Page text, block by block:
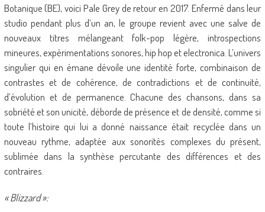
Botanique (BE), voici Pale Grey de retour en 2017. Enfermé dans leur
studio pendant plus d’un an, le groupe revient avec une salve de
nouveaux titres mélangeant folk-pop légère, introspections
mineures, expérimentations sonores, hip hop et electronica. L’univers
singulier qui en émane dévoile une identité forte, combinaison de
contrastes et de cohérence, de contradictions et de continuité,
d’évolution et de permanence. Chacune des chansons, dans sa
sobriété et son unicité, déborde de présence et de densité, comme si
toute l’histoire qui lui a donné naissance était recyclée dans un
nouveau rythme, adaptée aux sonorités complexes du présent,
sublimée dans la synthèse percutante des différences et des
contraires.
« Blizzard »: